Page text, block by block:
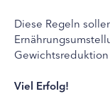
Diese Regeln
Viel Erfolg!